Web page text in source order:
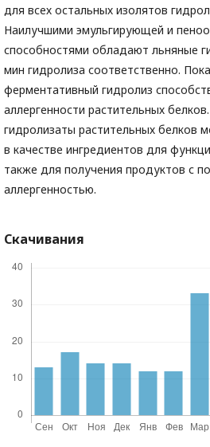
для всех остальных изолятов
Наилучшими эмульгирующей и
способностями обладают льняные
мин гидролиза соответственно.
ферментативный гидролиз
аллергенности растительных
гидролизаты растительных белков
в качестве ингредиентов для
также для получения продуктов с
аллергенностью.
Скачивания